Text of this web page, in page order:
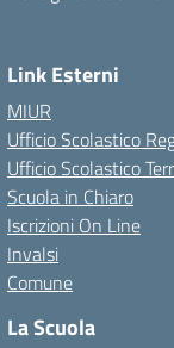
Link Esterni
MIUR
Ufficio Scolastico
Ufficio Scolastico
Scuola in Chiaro
Iscrizioni On Line
Invalsi
Comune
La Scuola